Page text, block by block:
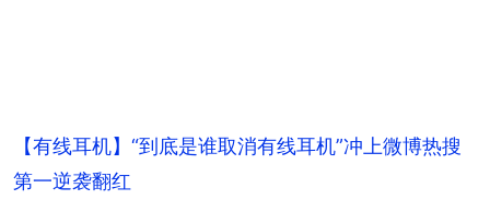
【有线耳机】“到底是谁取消有线耳机”冲上微博热搜
第一逆袭翻红